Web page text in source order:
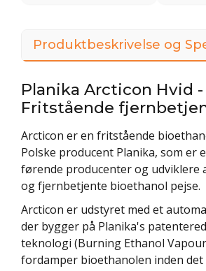
Produktbeskrivelse og
Planika Arcticon Hvid -
Fritstående
Arcticon er en fritstående
Polske producent Planika, som er
førende producenter og udviklere
og fjernbetjente bioethanol pejse.
Arcticon er udstyret med et
der bygger på Planika's
teknologi (Burning Ethanol
fordamper bioethanolen inden